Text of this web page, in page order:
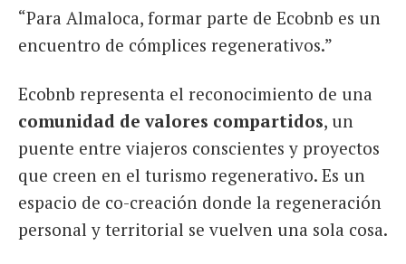
“Para Almaloca, formar parte de Ecobnb es un
encuentro de cómplices regenerativos.”
Ecobnb representa el reconocimiento de una
comunidad de valores compartidos, un
puente entre viajeros conscientes y proyectos
que creen en el turismo regenerativo. Es un
espacio de co-creación donde la regeneración
personal y territorial se vuelven una sola cosa.